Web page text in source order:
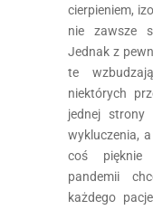
cierpieniem,
nie zawsze
Jednak z
te
niektórych
jednej strony
wykluczenia,
coś pięknie
pandemii
każdego